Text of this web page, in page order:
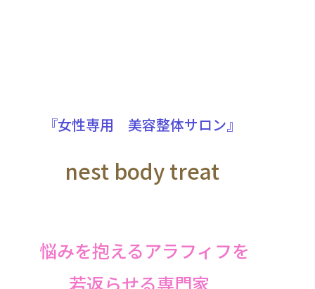
『女性専用 美容整体サロン』
nest body treat
悩みを抱えるアラフィフを
若返らせる専門家